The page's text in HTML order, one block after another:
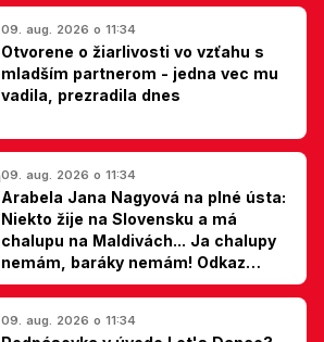
09. aug. 2026 o 11:34
Otvorene o žiarlivosti vo vzťahu s
mladším partnerom - jedna vec mu
vadila, prezradila dnes
09. aug. 2026 o 11:34
Arabela Jana Nagyová na plné ústa:
Niekto žije na Slovensku a má
chalupu na Maldivách... Ja chalupy
nemám, baráky nemám! Odkaz
Slovákom
09. aug. 2026 o 11:34